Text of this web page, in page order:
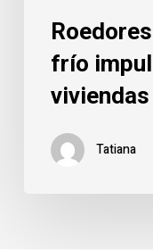
comunidades
frío
Tatiana